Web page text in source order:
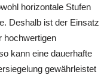
horizontale Stufen
Deshalb ist der Einsatz
hochwertigen
kann eine dauerhafte
gewährleistet